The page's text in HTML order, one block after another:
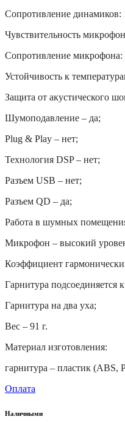
Сопротивление динамиков:
Чувствительность
Сопротивление
Устойчивость к
Защита от акустического
Шумоподавление – да;
Plug & Play – нет;
Технология DSP – нет;
Разъем USB – нет;
Разъем QD – да;
Работа в шумных
Микрофон – высокий
Коэффициент
Гарнитура подсоединяется
Гарнитура на два уха;
Вес – 91 г.
Материал изготовления:
гарнитура – пластик (ABS,
Оплата
Наличными